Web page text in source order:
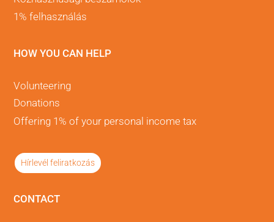
1% felhasználás
HOW YOU CAN HELP
Volunteering
Donations
Offering 1% of your personal income tax
Hírlevél feliratkozás
CONTACT